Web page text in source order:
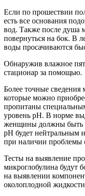
Если по прошествии
есть все основания
вод. Также после душа
повернуться на бок. В
воды просачиваются
Обнаружив влажное
стационар за помощью.
Более точные сведения
которые можно
пропитаны
уровень pH. В норме
женщины должны быть
pH будет нейтральным
при наличии проблемы
Тесты на выявление
микроглобулина будут
на выявлении
околоплодной